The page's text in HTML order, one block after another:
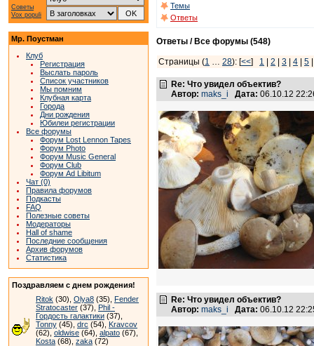
Советы
Vox populi
Мр. Поустман
Клуб
Регистрация
Выслать пароль
Список участников
Мы помним
Клубная карта
Города
Дни рождения
Юбилеи регистрации
Все форумы
Форум Lost Lennon Tapes
Форум Photo
Форум Music General
Форум Club
Форум Ad Libitum
Чат (0)
Правила форумов
Подкасты
FAQ
Полезные советы
Модераторы
Hall of shame
Последние сообщения
Архив форумов
Статистика
Поздравляем с днем рождения!
Ritok (30), Olya8 (35), Fender
Stratocaster (37), Phil -
Гордость галактики (37),
Tonny (45), drc (54), Kravcov
(62), oldwise (64), alpato (67),
Kosta (68), zaka (72)
Темы
Ответы
Ответы / Все форумы (548)
Страницы (1 28): [<<] 1 | 2 | 3 | 4 | 5
Re: Что увидел объектив?
Автор: maks_i Дата: 06.10.12
Re: Что увидел объектив?
Автор: maks_i Дата: 06.10.12